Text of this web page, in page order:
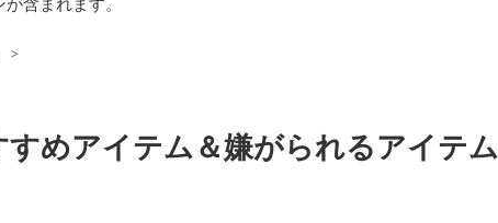
>
すめアイテム＆嫌がられるアイテム